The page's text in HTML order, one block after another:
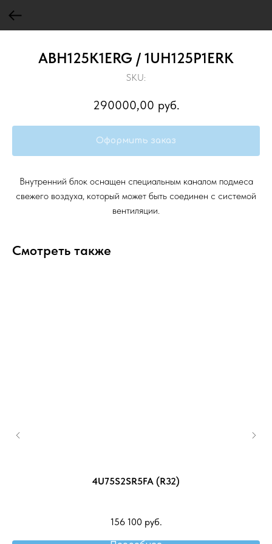
ABH125K1ERG / 1UH125P1ERK
SKU:
290000,00 руб.
Оформить заказ
Внутренний блок оснащен специальным каналом подмеса
свежего воздуха, который может быть соединен с системой
вентиляции.
Смотреть также
4U75S2SR5FA (R32)
156 100 руб.